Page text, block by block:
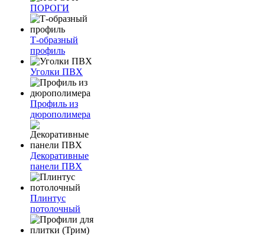
ПОРОГИ
Т-образный
профиль
Уголки ПВХ
Профиль из
дюрополимера
Декоративные
панели ПВХ
Плинтус
потолочный